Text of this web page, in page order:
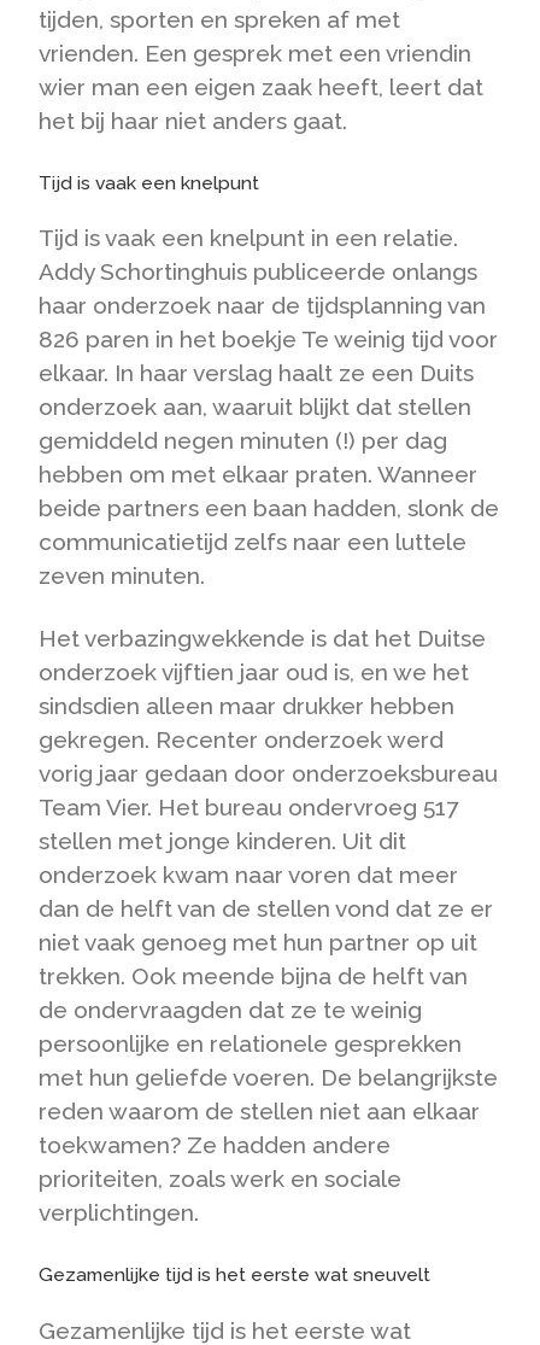
tijden, sporten en spreken af met
vrienden. Een gesprek met een vriendin
wier man een eigen zaak heeft, leert dat
het bij haar niet anders gaat.
Tijd is vaak een knelpunt
Tijd is vaak een knelpunt in een relatie.
Addy Schortinghuis publiceerde onlangs
haar onderzoek naar de tijdsplanning van
826 paren in het boekje Te weinig tijd voor
elkaar. In haar verslag haalt ze een Duits
onderzoek aan, waaruit blijkt dat stellen
gemiddeld negen minuten (!) per dag
hebben om met elkaar praten. Wanneer
beide partners een baan hadden, slonk de
communicatietijd zelfs naar een luttele
zeven minuten.
Het verbazingwekkende is dat het Duitse
onderzoek vijftien jaar oud is, en we het
sindsdien alleen maar drukker hebben
gekregen. Recenter onderzoek werd
vorig jaar gedaan door onderzoeksbureau
Team Vier. Het bureau ondervroeg 517
stellen met jonge kinderen. Uit dit
onderzoek kwam naar voren dat meer
dan de helft van de stellen vond dat ze er
niet vaak genoeg met hun partner op uit
trekken. Ook meende bijna de helft van
de ondervraagden dat ze te weinig
persoonlijke en relationele gesprekken
met hun geliefde voeren. De belangrijkste
reden waarom de stellen niet aan elkaar
toekwamen? Ze hadden andere
prioriteiten, zoals werk en sociale
verplichtingen.
Gezamenlijke tijd is het eerste wat sneuvelt
Gezamenlijke tijd is het eerste wat